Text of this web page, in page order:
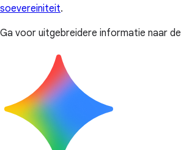
soevereiniteit.
Ga voor uitgebreidere informatie naar de